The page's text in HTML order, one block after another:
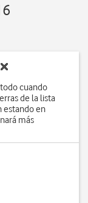
cuando
de la lista
estando en
más